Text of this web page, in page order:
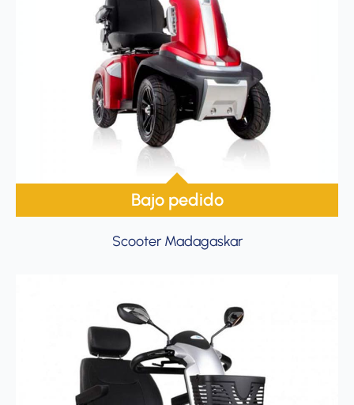
Bajo pedido
Scooter Madagaskar